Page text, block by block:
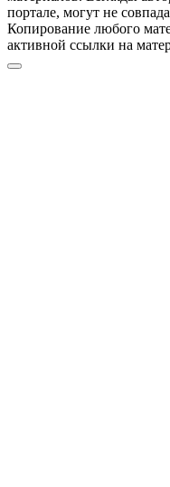
портале, могут не
Копирование любого
активной ссылки на